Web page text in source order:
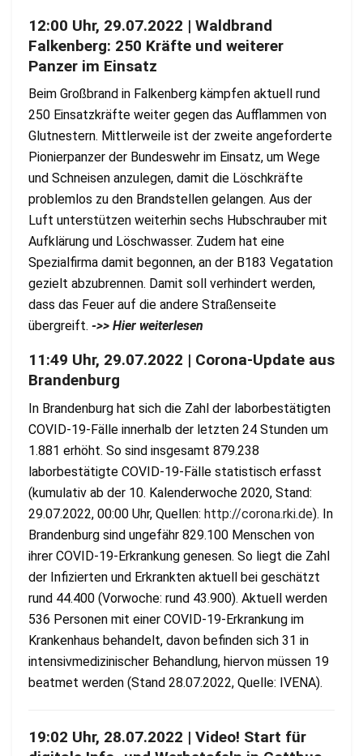
12:00 Uhr, 29.07.2022 | Waldbrand
Falkenberg: 250 Kräfte und weiterer
Panzer im Einsatz
Beim Großbrand in Falkenberg kämpfen aktuell rund
250 Einsatzkräfte weiter gegen das Aufflammen von
Glutnestern. Mittlerweile ist der zweite angeforderte
Pionierpanzer der Bundeswehr im Einsatz, um Wege
und Schneisen anzulegen, damit die Löschkräfte
problemlos zu den Brandstellen gelangen. Aus der
Luft unterstützen weiterhin sechs Hubschrauber mit
Aufklärung und Löschwasser. Zudem hat eine
Spezialfirma damit begonnen, an der B183 Vegatation
gezielt abzubrennen. Damit soll verhindert werden,
dass das Feuer auf die andere Straßenseite
übergreift. ->> Hier weiterlesen
11:49 Uhr, 29.07.2022 | Corona-Update aus
Brandenburg
In Brandenburg hat sich die Zahl der laborbestätigten
COVID-19-Fälle innerhalb der letzten 24 Stunden um
1.881 erhöht. So sind insgesamt 879.238
laborbestätigte COVID-19-Fälle statistisch erfasst
(kumulativ ab der 10. Kalenderwoche 2020, Stand:
29.07.2022, 00:00 Uhr, Quellen: http://corona.rki.de). In
Brandenburg sind ungefähr 829.100 Menschen von
ihrer COVID-19-Erkrankung genesen. So liegt die Zahl
der Infizierten und Erkrankten aktuell bei geschätzt
rund 44.400 (Vorwoche: rund 43.900). Aktuell werden
536 Personen mit einer COVID-19-Erkrankung im
Krankenhaus behandelt, davon befinden sich 31 in
intensivmedizinischer Behandlung, hiervon müssen 19
beatmet werden (Stand 28.07.2022, Quelle: IVENA).
19:02 Uhr, 28.07.2022 | Video! Start für